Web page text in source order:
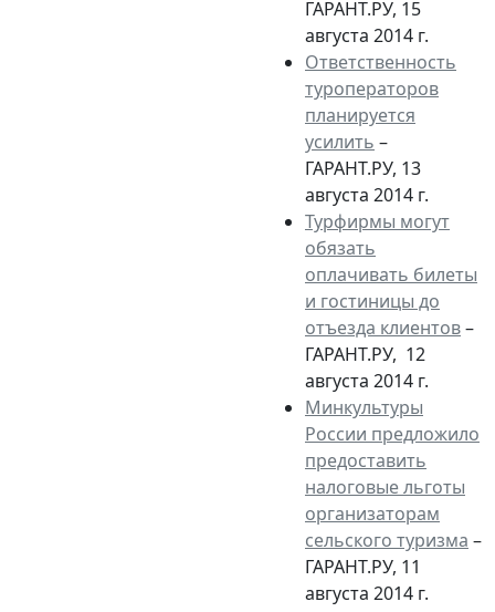
ГАРАНТ.РУ, 15
августа 2014 г.
Ответственность
туроператоров
планируется
усилить –
ГАРАНТ.РУ, 13
августа 2014 г.
Турфирмы могут
обязать
оплачивать билеты
и гостиницы до
отъезда клиентов–
ГАРАНТ.РУ, 12
августа 2014 г.
Минкультуры
России предложило
предоставить
налоговые льготы
организаторам
сельского туризма –
ГАРАНТ.РУ, 11
августа 2014 г.